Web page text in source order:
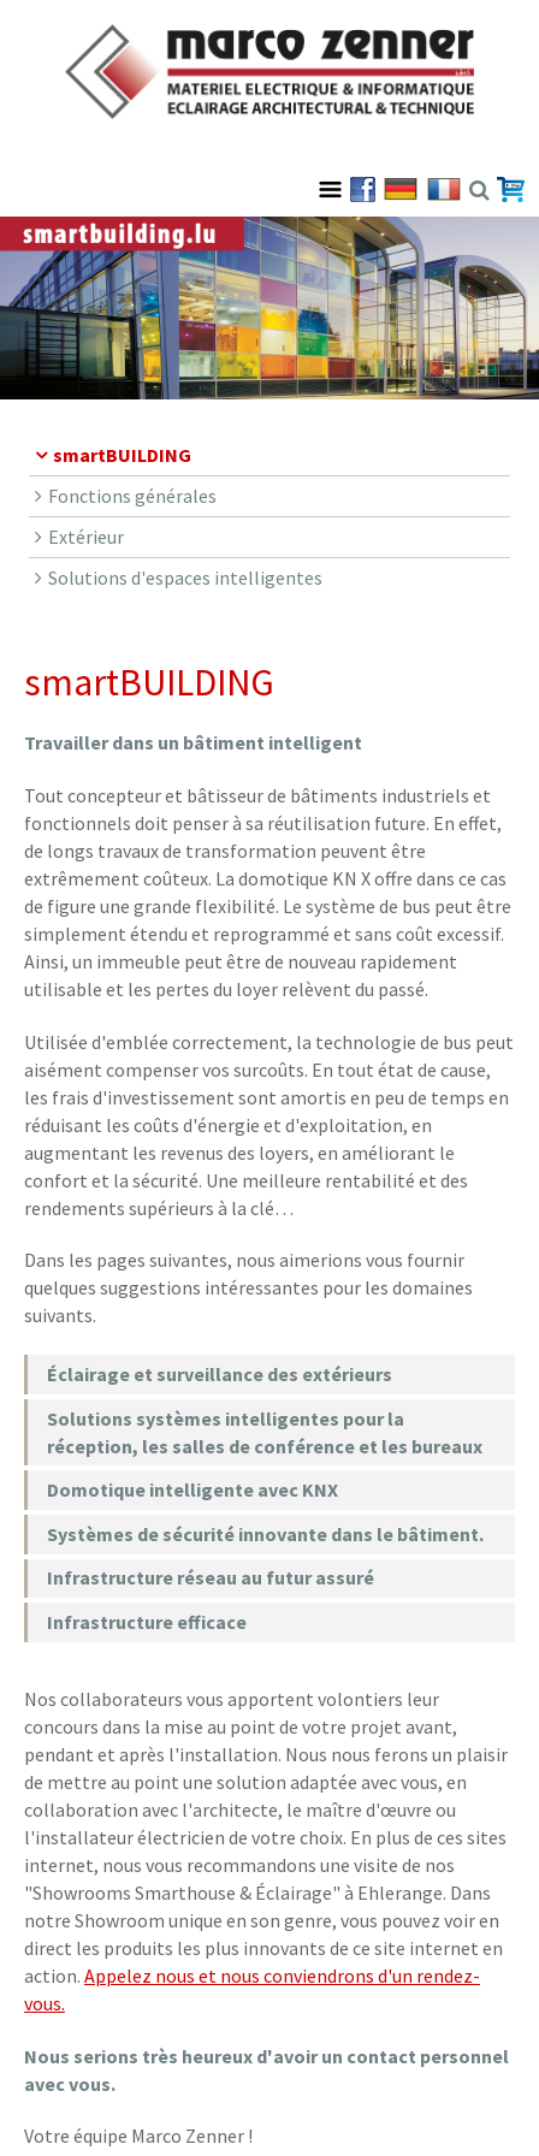
smartBUILDING
Fonctions générales
Extérieur
Solutions d'espaces intelligentes
smartBUILDING
Travailler dans un bâtiment intelligent
Tout concepteur et bâtisseur de bâtiments industriels et
fonctionnels doit penser à sa réutilisation future. En effet,
de longs travaux de transformation peuvent être
extrêmement coûteux. La domotique KN X offre dans ce cas
de figure une grande flexibilité. Le système de bus peut être
simplement étendu et reprogrammé et sans coût excessif.
Ainsi, un immeuble peut être de nouveau rapidement
utilisable et les pertes du loyer relèvent du passé.
Utilisée d'emblée correctement, la technologie de bus peut
aisément compenser vos surcoûts. En tout état de cause,
les frais d'investissement sont amortis en peu de temps en
réduisant les coûts d'énergie et d'exploitation, en
augmentant les revenus des loyers, en améliorant le
confort et la sécurité. Une meilleure rentabilité et des
rendements supérieurs à la clé…
Dans les pages suivantes, nous aimerions vous fournir
quelques suggestions intéressantes pour les domaines
suivants.
Éclairage et surveillance des extérieurs
Solutions systèmes intelligentes pour la
réception, les salles de conférence et les bureaux
Domotique intelligente avec KNX
Systèmes de sécurité innovante dans le bâtiment.
Infrastructure réseau au futur assuré
Infrastructure efficace
Nos collaborateurs vous apportent volontiers leur
concours dans la mise au point de votre projet avant,
pendant et après l'installation. Nous nous ferons un plaisir
de mettre au point une solution adaptée avec vous, en
collaboration avec l'architecte, le maître d'œuvre ou
l'installateur électricien de votre choix. En plus de ces sites
internet, nous vous recommandons une visite de nos
"Showrooms Smarthouse & Éclairage" à Ehlerange. Dans
notre Showroom unique en son genre, vous pouvez voir en
direct les produits les plus innovants de ce site internet en
action. Appelez nous et nous conviendrons d'un rendez-
vous.
Nous serions très heureux d'avoir un contact personnel
avec vous.
Votre équipe Marco Zenner !